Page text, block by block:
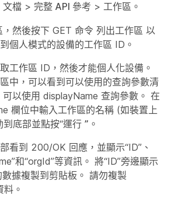
文檔 > 完整 API 參考 > 工作區 。
，然後按下 GET 命令 列出工作區 以
個人模式的設備的工作區 ID。
工作區 ID，然後才能個人化設備。
中，可以看到可以使用的查詢參數清
可以使用 displayName 查詢參數。 在
欄位中輸入工作區的名稱 (如裝置上
底部並點按“運行 ” 。
看到 200/OK 回應，並顯示“ID”、
和“orgId”等資訊。 將“ID”旁邊顯示
數據複製到剪貼板。 請勿複製
料。